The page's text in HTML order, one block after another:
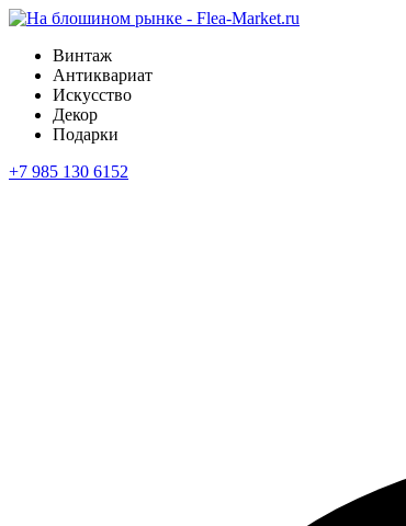
Винтаж
Антиквариат
Искусство
Декор
Подарки
+7 985 130 6152